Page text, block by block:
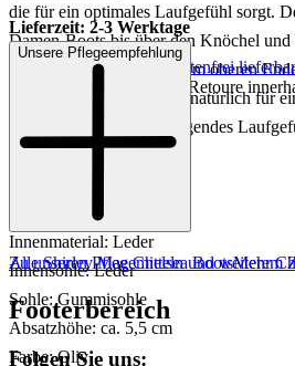
die für ein optimales Laufgefühl sorgt.
Damen-Boots bis über den Knöchel und
elastischen Einsatz, der vom oberen
Sohle verläuft. Dies sorgt natürlich für
Einstieg und ein hervorragendes
Material: Leder
Innenmaterial: Leder
Innensohle: Leder
Sohle: Gummisohle
Absatzhöhe: ca. 5,5 cm
Farbe: Oliv
Lieferzeit: 2-3 Werktage
Keine Versandkosten:
kostenfrei
Einfache und Kostenlose Retoure
Unsere Pflegeempfehlung
Zu unseren Pflegemitteln und weiterem
Alle Shirley Mae Chelsea BootsMehr
Footerbereich
Folgen Sie uns: